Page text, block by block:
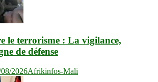
le terrorisme : La vigilance,
de défense
2026Afrikinfos-Mali